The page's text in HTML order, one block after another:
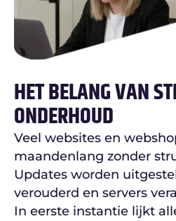
HET BELANG VAN
ONDERHOUD
Veel websites en
maandenlang zonder
Updates worden
verouderd en servers
In eerste instantie lijkt